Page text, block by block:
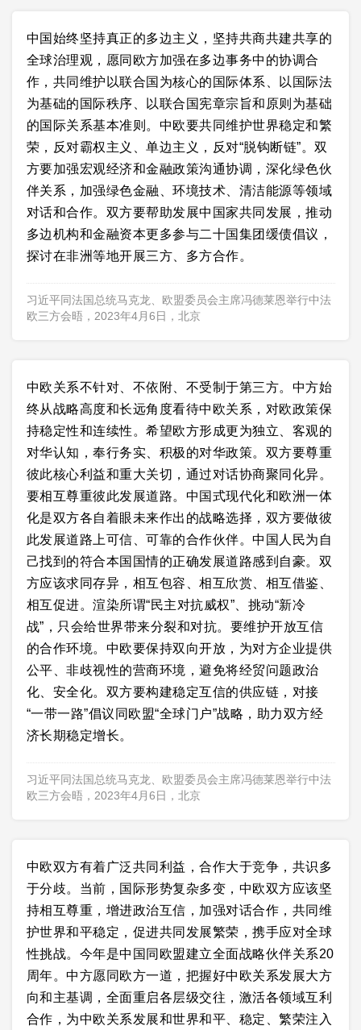
中国始终坚持真正的多边主义，坚持共商共建共享的
全球治理观，愿同欧方加强在多边事务中的协调合
作，共同维护以联合国为核心的国际体系、以国际法
为基础的国际秩序、以联合国宪章宗旨和原则为基础
的国际关系基本准则。中欧要共同维护世界稳定和繁
荣，反对霸权主义、单边主义，反对“脱钩断链”。双
方要加强宏观经济和金融政策沟通协调，深化绿色伙
伴关系，加强绿色金融、环境技术、清洁能源等领域
对话和合作。双方要帮助发展中国家共同发展，推动
多边机构和金融资本更多参与二十国集团缓债倡议，
探讨在非洲等地开展三方、多方合作。
习近平同法国总统马克龙、欧盟委员会主席冯德莱恩举行中法
欧三方会晤，2023年4月6日，北京
中欧关系不针对、不依附、不受制于第三方。中方始
终从战略高度和长远角度看待中欧关系，对欧政策保
持稳定性和连续性。希望欧方形成更为独立、客观的
对华认知，奉行务实、积极的对华政策。双方要尊重
彼此核心利益和重大关切，通过对话协商聚同化异。
要相互尊重彼此发展道路。中国式现代化和欧洲一体
化是双方各自着眼未来作出的战略选择，双方要做彼
此发展道路上可信、可靠的合作伙伴。中国人民为自
己找到的符合本国国情的正确发展道路感到自豪。双
方应该求同存异，相互包容、相互欣赏、相互借鉴、
相互促进。渲染所谓“民主对抗威权”、挑动“新冷
战”，只会给世界带来分裂和对抗。要维护开放互信
的合作环境。中欧要保持双向开放，为对方企业提供
公平、非歧视性的营商环境，避免将经贸问题政治
化、安全化。双方要构建稳定互信的供应链，对接
“一带一路”倡议同欧盟“全球门户”战略，助力双方经
济长期稳定增长。
习近平同法国总统马克龙、欧盟委员会主席冯德莱恩举行中法
欧三方会晤，2023年4月6日，北京
中欧双方有着广泛共同利益，合作大于竞争，共识多
于分歧。当前，国际形势复杂多变，中欧双方应该坚
持相互尊重，增进政治互信，加强对话合作，共同维
护世界和平稳定，促进共同发展繁荣，携手应对全球
性挑战。今年是中国同欧盟建立全面战略伙伴关系20
周年。中方愿同欧方一道，把握好中欧关系发展大方
向和主基调，全面重启各层级交往，激活各领域互利
合作，为中欧关系发展和世界和平、稳定、繁荣注入